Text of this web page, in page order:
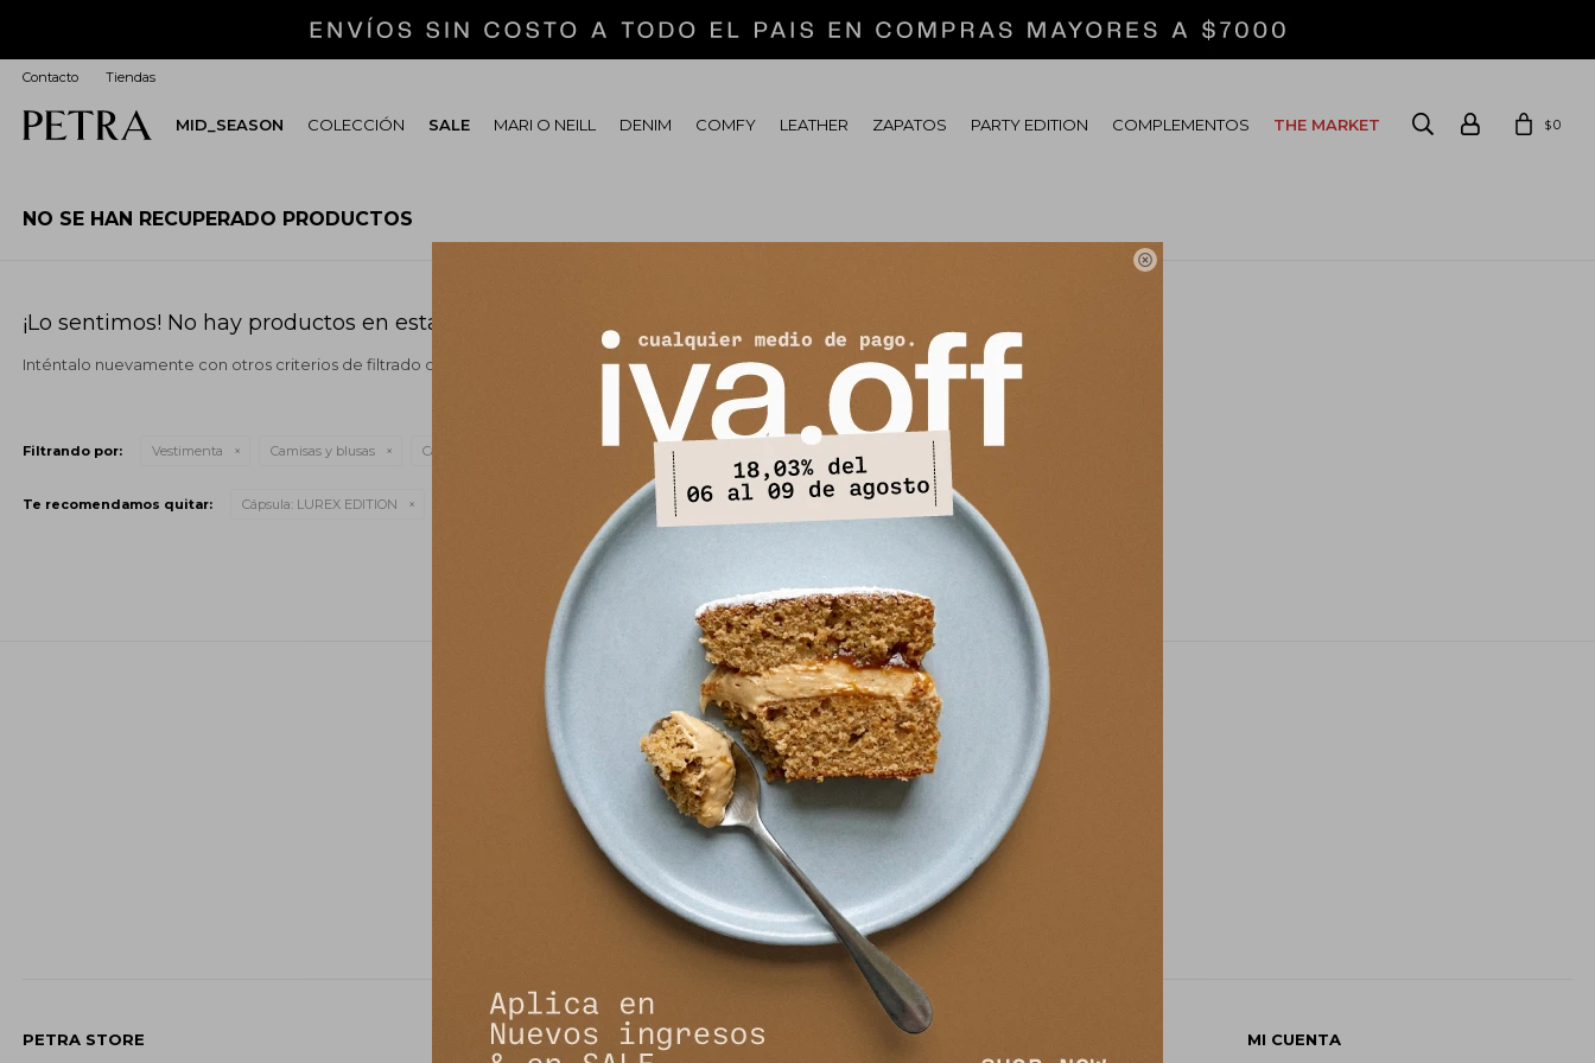

MID_SEASON COLECCIÓN SALE MARI O NEILL DENIM COMFY LEATHER ZAPATOS PARTY EDITION COMPLEMENTOS THE MARKET $0
Contacto Tiendas
NO SE HAN RECUPERADO PRODUCTOS
¡Lo sentimos! No hay productos en esta sección.
Inténtalo nuevamente con otros criterios de filtrado o busca en otras secciones de nuestro catálogo.
Filtrando por: Vestimenta Camisas y blusas Cápsula: Quitar filtros
Te recomendamos quitar: Cápsula: LUREX EDITION
PETRA STORE NOSOTROS MI CUENTA
NEWSLETTER
¡Suscribite y recibí todas nuestras novedades!
SUSCRIBIRME
